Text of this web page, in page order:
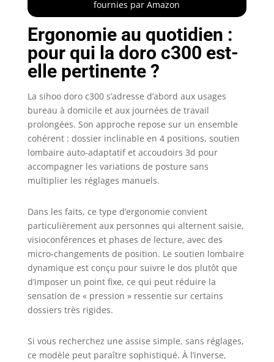
de vie sain. Cette
est équipée d'un
appuie-tête
réglable, d'un
soutien lombaire
d'accoudoirs
ultra-doux en 3D,
d'un dossier
flexible et d'une
conception
entièrement
respirante en
même après une
journée entière
assis. ⭐【Système
de Suivi
Dynamique】Le
dossier de la
chaise de bureau
entièrement en
maille respirante
fournies par Amazon
Ergonomie au quotidien :
pour qui la doro c300 est-
elle pertinente ?
La sihoo doro c300 s’adresse d’abord aux usages
bureau à domicile et aux journées de travail
prolongées. Son approche repose sur un ensemble
cohérent : dossier inclinable en 4 positions, soutien
lombaire auto-adaptatif et accoudoirs 3d pour
accompagner les variations de posture sans
multiplier les réglages manuels.
Dans les faits, ce type d’ergonomie convient
particulièrement aux personnes qui alternent saisie,
visioconférences et phases de lecture, avec des
micro-changements de position. Le soutien lombaire
dynamique est conçu pour suivre le dos plutôt que
d’imposer un point fixe, ce qui peut réduire la
sensation de « pression » ressentie sur certains
dossiers très rigides.
Si vous recherchez une assise simple, sans réglages,
ce modèle peut paraître sophistiqué. À l’inverse,